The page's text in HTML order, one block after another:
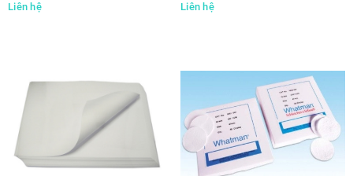
Liên hệ Liên hệ